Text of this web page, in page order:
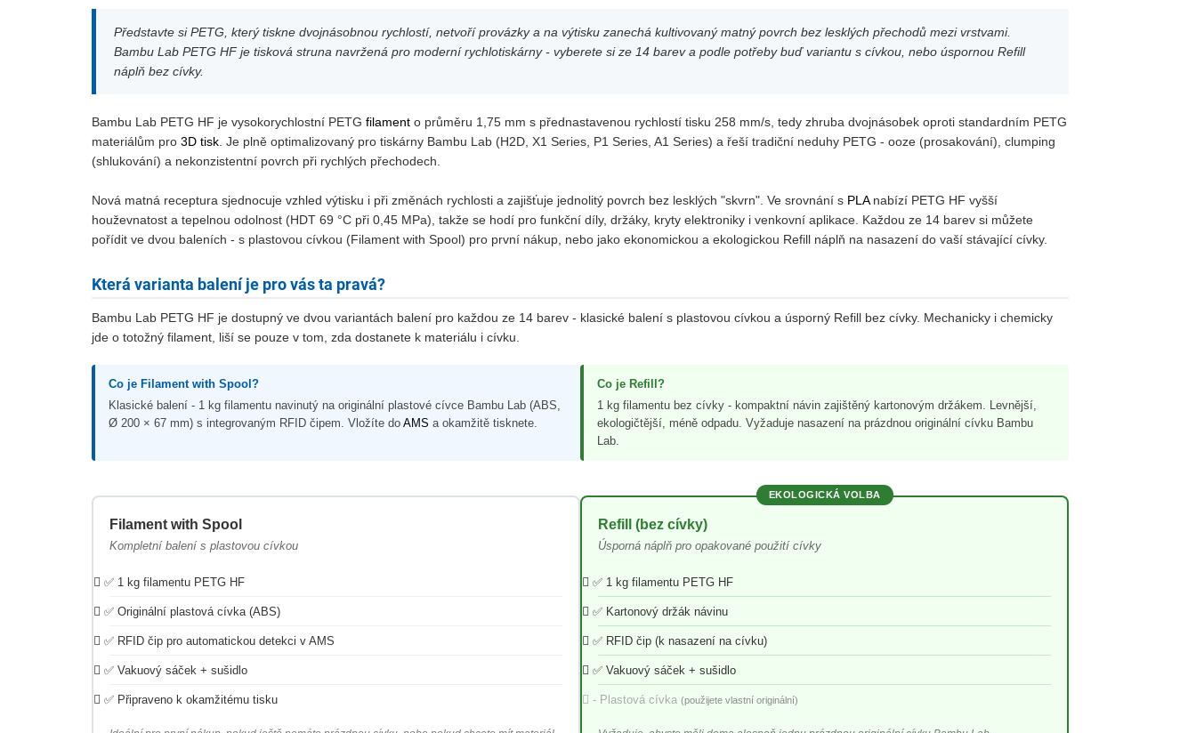
Představte si PETG, který tiskne dvojnásobnou rychlostí, netvoří provázky a na výtisku zanechá kultivovaný matný povrch bez lesklých přechodů mezi vrstvami.
Bambu Lab PETG HF je tisková struna navržená pro moderní rychlotiskárny - vyberete si ze 14 barev a podle potřeby buď variantu s cívkou, nebo úspornou Refill
náplň bez cívky.
Bambu Lab PETG HF je vysokorychlostní PETG filament o průměru 1,75 mm s přednastavenou rychlostí tisku 258 mm/s, tedy zhruba dvojnásobek oproti standardním PETG
materiálům pro 3D tisk. Je plně optimalizovaný pro tiskárny Bambu Lab (H2D, X1 Series, P1 Series, A1 Series) a řeší tradiční neduhy PETG - ooze (prosakování), clumping
(shlukování) a nekonzistentní povrch při rychlých přechodech.
Nová matná receptura sjednocuje vzhled výtisku i při změnách rychlosti a zajišťuje jednolitý povrch bez lesklých "skvrn". Ve srovnání s PLAnabízí PETG HF vyšší
houževnatost a tepelnou odolnost (HDT 69 °C při 0,45 MPa), takže se hodí pro funkční díly, držáky, kryty elektroniky i venkovní aplikace. Každou ze 14 barev si můžete
pořídit ve dvou baleních - s plastovou cívkou (Filament with Spool) pro první nákup, nebo jako ekonomickou a ekologickou Refill náplň na nasazení do vaší stávající cívky.
Která varianta balení je pro vás ta pravá?
Bambu Lab PETG HF je dostupný ve dvou variantách balení pro každou ze 14 barev - klasické balení s plastovou cívkou a úsporný Refill bez cívky. Mechanicky i chemicky
jde o totožný filament, liší se pouze v tom, zda dostanete k materiálu i cívku.
Co je Filament with Spool?
Klasické balení - 1 kg filamentu navinutý na originální plastové cívce Bambu Lab (ABS,
Ø 200 × 67 mm) s integrovaným RFID čipem. Vložíte do AMS a okamžitě tisknete.
Co je Refill?
1 kg filamentu bez cívky - kompaktní návin zajištěný kartonovým držákem. Levnější,
ekologičtější, méně odpadu. Vyžaduje nasazení na prázdnou originální cívku Bambu
Lab.
Filament with Spool
Kompletní balení s plastovou cívkou
✅ 1 kg filamentu PETG HF
✅ Originální plastová cívka (ABS)
✅ RFID čip pro automatickou detekci v AMS
✅ Vakuový sáček + sušidlo
✅ Připraveno k okamžitému tisku
EKOLOGICKÁ VOLBA
Refill (bez cívky)
Úsporná náplň pro opakované použití cívky
✅ 1 kg filamentu PETG HF
✅ Kartonový držák návinu
✅ RFID čip (k nasazení na cívku)
✅ Vakuový sáček + sušidlo
- Plastová cívka (použijete vlastní originální)